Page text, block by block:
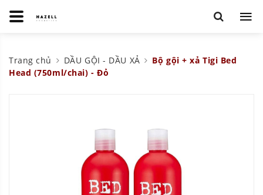
Trang chủ DẦU GỘI - DẦU XẢ
Bộ gội + xả Tigi Bed
Head (750ml/chai) - Đỏ